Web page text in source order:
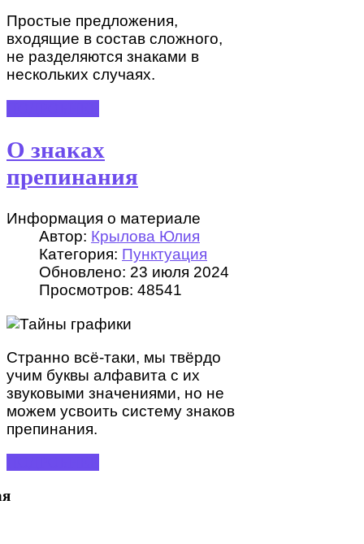
Простые предложения,
входящие в состав сложного,
не разделяются знаками в
нескольких случаях.
О знаках
препинания
Информация о материале
Автор: Крылова Юлия
Категория: Пунктуация
Обновлено: 23 июля 2024
Просмотров: 48541
Странно всё-таки, мы твёрдо
учим буквы алфавита с их
звуковыми значениями, но не
можем усвоить систему знаков
препинания.